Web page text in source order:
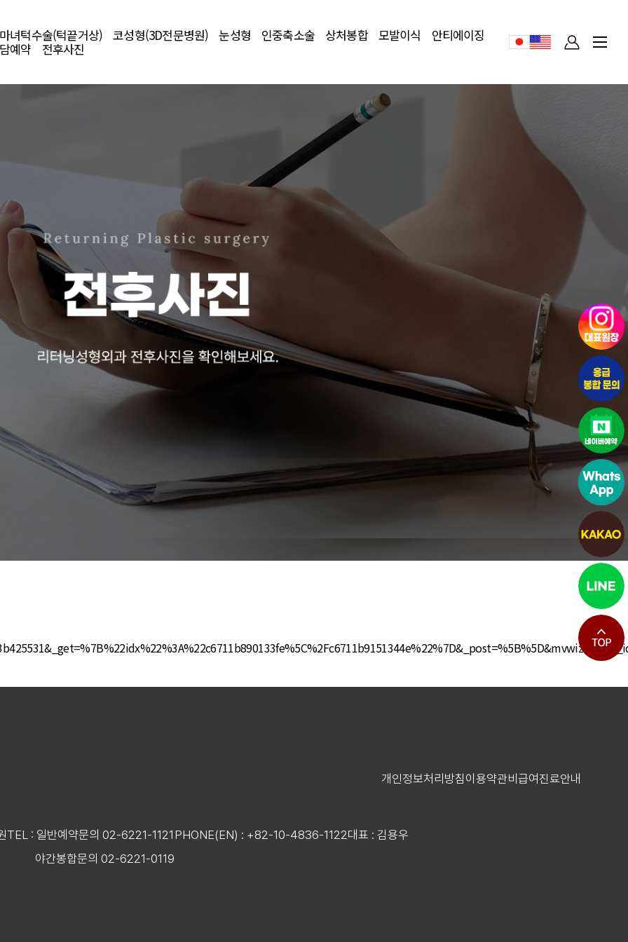
마녀턱수술(턱끝거상) 코성형(3D전문병원) 눈성형 인중축소술 상처봉합 모발이식
안티에이징
예약
전후사진
TEL : 일반예약문의 02-6221-1121
야간봉합문의 02-6221-0119
PHONE(EN) : +82-10-4836-1122대표 : 김용우
개인정보처리방침 이용약관비급여진료안내
최상단으